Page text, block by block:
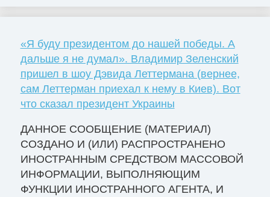
«Я буду президентом до нашей победы. А
дальше я не думал». Владимир Зеленский
пришел в шоу Дэвида Леттермана (вернее,
сам Леттерман приехал к нему в Киев). Вот
что сказал президент Украины
ДАННОЕ СООБЩЕНИЕ (МАТЕРИАЛ)
СОЗДАНО И (ИЛИ) РАСПРОСТРАНЕНО
ИНОСТРАННЫМ СРЕДСТВОМ МАССОВОЙ
ИНФОРМАЦИИ, ВЫПОЛНЯЮЩИМ
ФУНКЦИИ ИНОСТРАННОГО АГЕНТА, И